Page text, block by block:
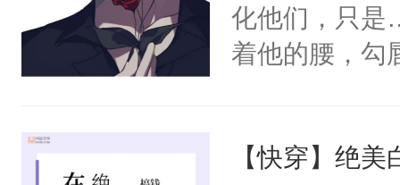
化他们，只是
着他的腰，勾
来，给老公
【快穿】绝